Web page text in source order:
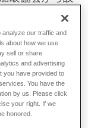
（LNG）を燃料とす
ムを採用した住友
住友重機械マリ
Lloyd's Register
取得しました。当
analyze our traffic and
about how we use
sell or share
and advertising
you have provided to
You have the
by us. Please click
your right. If we
honored.